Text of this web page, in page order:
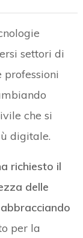
settori di
professioni
che si
digitale.
richiesto il
delle
abbracciando
per la